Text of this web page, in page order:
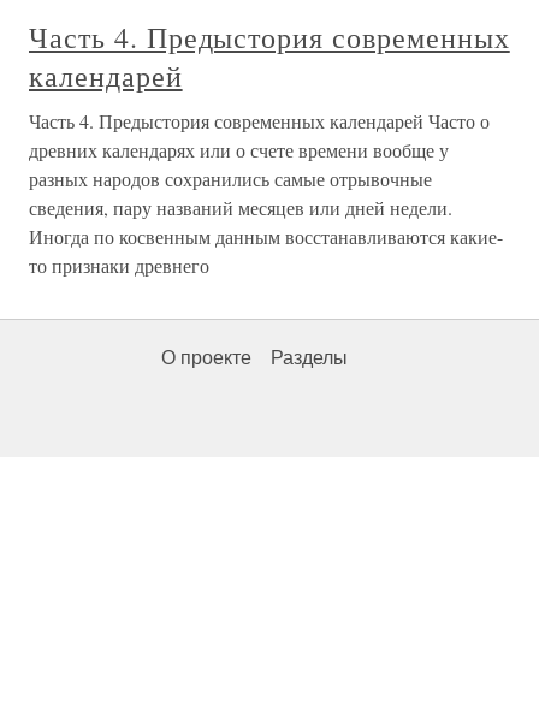
Часть 4. Предыстория современных
календарей
Часть 4. Предыстория современных календарей Часто о
древних календарях или о счете времени вообще у
разных народов сохранились самые отрывочные
сведения, пару названий месяцев или дней недели.
Иногда по косвенным данным восстанавливаются какие-
то признаки древнего
О проекте Разделы